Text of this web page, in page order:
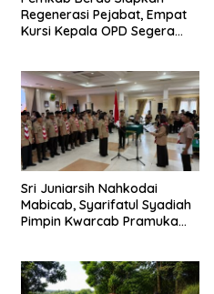
Regenerasi Pejabat, Empat
Kursi Kepala OPD Segera
Sri Juniarsih Nahkodai
Mabicab, Syarifatul Syadiah
Pimpin Kwarcab Pramuka